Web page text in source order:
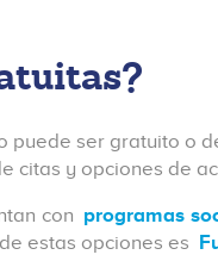
puede ser gratuito o
citas y opciones de
con programas
estas opciones es